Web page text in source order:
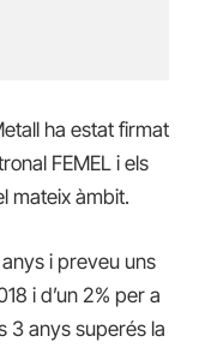
ha estat firmat
FEMEL i els
mateix àmbit.
i preveu uns
i d’un 2% per a
3 anys superés la